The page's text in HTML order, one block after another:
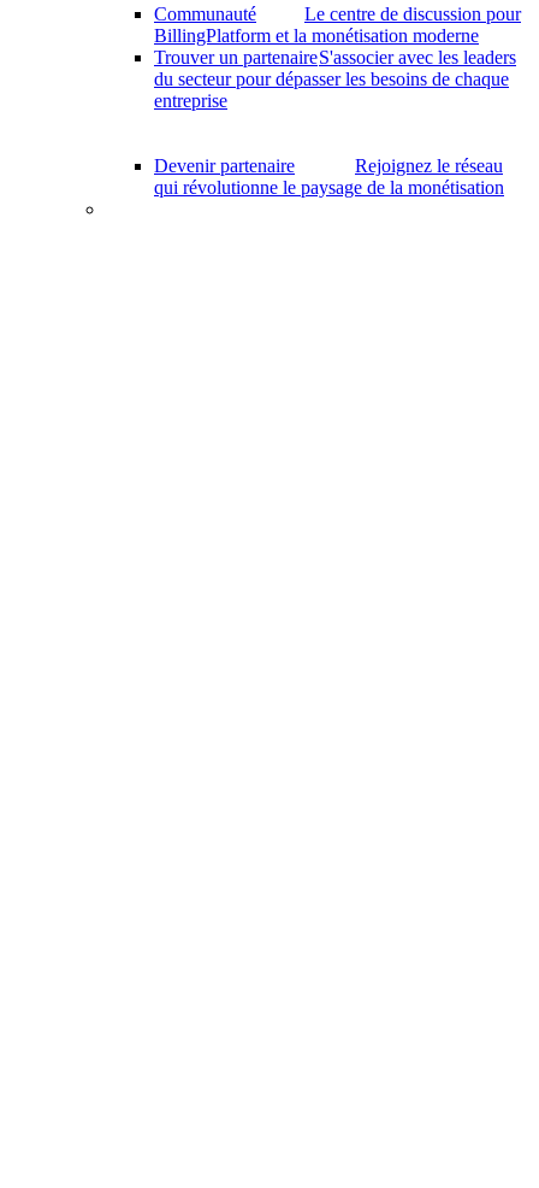
Communauté
Le centre de discussion pour
BillingPlatform et la monétisation moderne
Trouver un partenaireS'associer avec les leaders
du secteur pour dépasser les besoins de chaque
entreprise
Devenir partenaire
Rejoignez le réseau
qui révolutionne le paysage de la monétisation